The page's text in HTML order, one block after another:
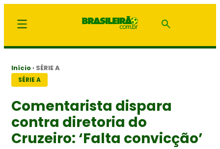
Início › SÉRIE A
SÉRIE A
Comentarista dispara
contra diretoria do
Cruzeiro: ‘Falta convicção’